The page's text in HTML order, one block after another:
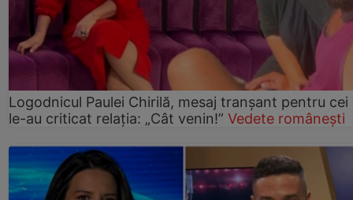
Logodnicul Paulei Chirilă, mesaj tranșant pentru cei
le-au criticat relația: „Cât venin!” Vedete românești